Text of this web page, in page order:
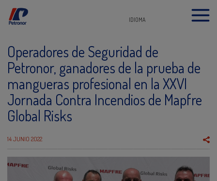
IDIOMA
Operadores de Seguridad de
Petronor, ganadores de la prueba de
mangueras profesional en la XXVI
Jornada Contra Incendios de Mapfre
Global Risks
14 JUNIO 2022